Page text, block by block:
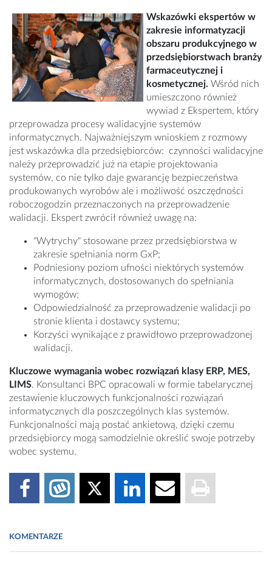
Wskazówki ekspertów w
zakresie informatyzacji
obszaru produkcyjnego w
przedsiębiorstwach branży
farmaceutycznej i
kosmetycznej. Wśród nich
umieszczono również
wywiad z Ekspertem, który
przeprowadza procesy walidacyjne systemów
informatycznych. Najważniejszym wnioskiem z rozmowy
jest wskazówka dla przedsiębiorców: czynności walidacyjne
należy przeprowadzić już na etapie projektowania
systemów, co nie tylko daje gwarancję bezpieczeństwa
produkowanych wyrobów ale i możliwość oszczędności
roboczogodzin przeznaczonych na przeprowadzenie
walidacji. Ekspert zwrócił również uwagę na:
"Wytrychy" stosowane przez przedsiębiorstwa w
zakresie spełniania norm GxP;
Podniesiony poziom ufności niektórych systemów
informatycznych, dostosowanych do spełniania
wymogów;
Odpowiedzialność za przeprowadzenie walidacji po
stronie klienta i dostawcy systemu;
Korzyści wynikające z prawidłowo przeprowadzonej
walidacji.
Kluczowe wymagania wobec rozwiązań klasy ERP, MES,
LIMS. Konsultanci BPC opracowali w formie tabelarycznej
zestawienie kluczowych funkcjonalności rozwiązań
informatycznych dla poszczególnych klas systemów.
Funkcjonalności mają postać ankietową, dzięki czemu
przedsiębiorcy mogą samodzielnie określić swoje potrzeby
wobec systemu.
KOMENTARZE